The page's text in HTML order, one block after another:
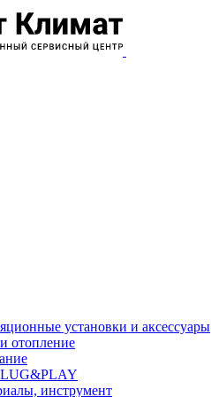
установки и аксессуары
отопление
инструмент